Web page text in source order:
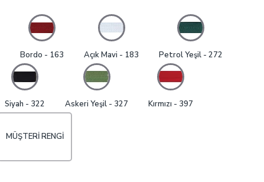
Bordo - 163 Açık Mavi - 183 Petrol Yeşil - 272
Siyah - 322 Askeri Yeşil - 327 Kırmızı - 397
MÜŞTERI RENGI